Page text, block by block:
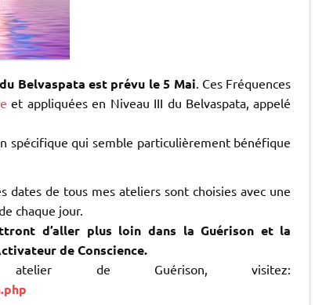
Belvaspata est prévu le 5 Mai. Ces Fréquences
et appliquées en Niveau III du Belvaspata, appelé
spécifique qui semble particulièrement bénéfique
dates de tous mes ateliers sont choisies avec une
chaque jour.
d’aller plus loin dans la Guérison et la
de Conscience.
de Guérison, visitez: